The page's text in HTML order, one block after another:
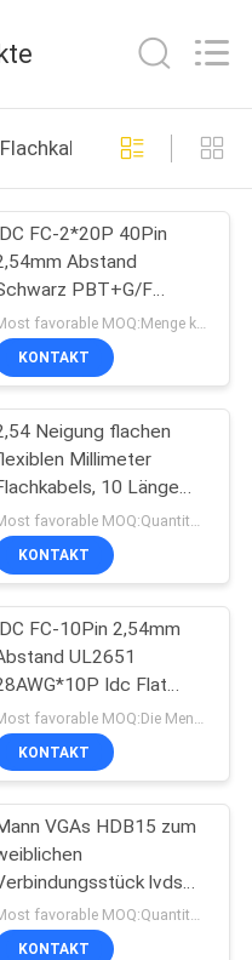
303
77
7
IDC FC-2*20P 40Pin
Abstand
PBT+G/F
28AWG Idc Flat
Kabel 1,27mm
OEM/ODM
Most favorable MOQ:Menge kann verhandelbar sein
KONTAKT
Neigung flachen
Millimeter
10 Länge
IDC Kabel-60mm
KONTAKT
FC-10Pin 2,54mm
UL2651
Idc Flat
Kabel 1,27mm
10 Pin Für
OEM/ODM
KONTAKT
VGAs HDB15 zum
lvds
Flachkabel-15pin
Most favorable MOQ:Quantität kann verkäuflich sein
KONTAKT